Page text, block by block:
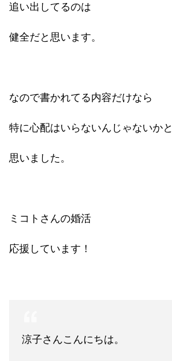
追い出してるのは
健全だと思います。
なので書かれてる内容だけなら
特に心配はいらないんじゃないかと
思いました。
ミコトさんの婚活
応援しています！
涼子さんこんにちは。